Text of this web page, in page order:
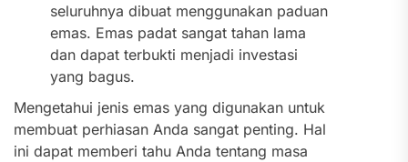
seluruhnya dibuat menggunakan paduan
emas. Emas padat sangat tahan lama
dan dapat terbukti menjadi investasi
yang bagus.
Mengetahui jenis emas yang digunakan untuk
membuat perhiasan Anda sangat penting. Hal
ini dapat memberi tahu Anda tentang masa